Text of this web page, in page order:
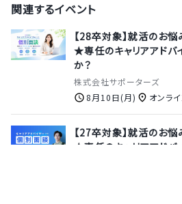
関連するイベント
【28卒対象】就活のお
★専任のキャリアアドバ
か？
株式会社サポーターズ
8月10日(月)
オンラ
【27卒対象】就活のお
★専任のキャリアアドバ